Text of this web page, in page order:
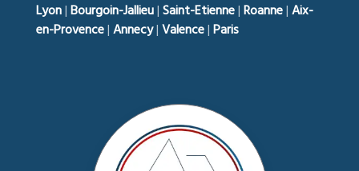
Lyon|Bourgoin-Jallieu|Saint-Etienne|Roanne|Aix-
en-Provence|Annecy|Valence|Paris